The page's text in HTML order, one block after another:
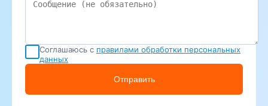
Соглашаюсь с правилами обработки персональных
данных
Отправить